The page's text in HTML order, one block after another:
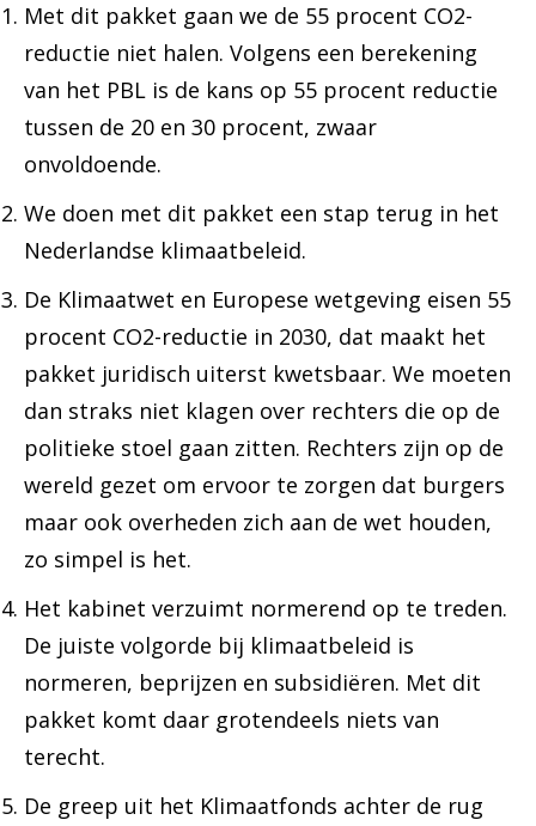
Met dit pakket gaan we de 55 procent CO2-
reductie niet halen. Volgens een berekening
van het PBL is de kans op 55 procent reductie
tussen de 20 en 30 procent, zwaar
onvoldoende.
We doen met dit pakket een stap terug in het
Nederlandse klimaatbeleid.
De Klimaatwet en Europese wetgeving eisen 55
procent CO2-reductie in 2030, dat maakt het
pakket juridisch uiterst kwetsbaar. We moeten
dan straks niet klagen over rechters die op de
politieke stoel gaan zitten. Rechters zijn op de
wereld gezet om ervoor te zorgen dat burgers
maar ook overheden zich aan de wet houden,
zo simpel is het.
Het kabinet verzuimt normerend op te treden.
De juiste volgorde bij klimaatbeleid is
normeren, beprijzen en subsidiëren. Met dit
pakket komt daar grotendeels niets van
terecht.
De greep uit het Klimaatfonds achter de rug